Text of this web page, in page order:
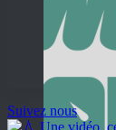
Suivez nous